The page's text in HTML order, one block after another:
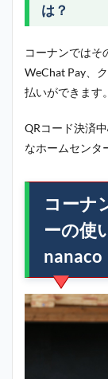
は？
コーナンではそ
WeChat Pay、
払いができます。
QRコード決済
なホームセンタ
コーナ
ーの使
nanaco